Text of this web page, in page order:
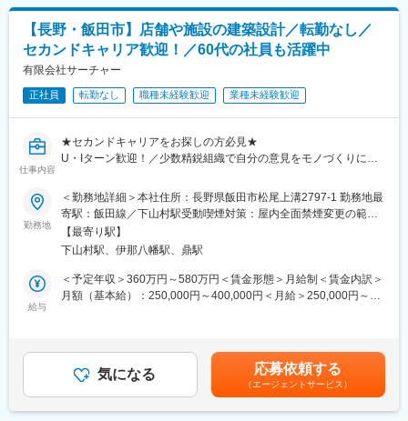
■評価制度/キャリアアップについて
店舗売上だけでなく、業務上の課題解決に向けた積極的な行動が
評価される人事評価制度を導入しております。あなたの頑張り次
第でSVやマネージャーへのキャリアアップも可能。 中途入社率が
ほぼ100%なので、新卒社員しかステップアップできないという事
：国内のほとんどの主要メーカーとの取り扱いがあり、ノウハウ
の蓄積も豊富なため、お客様のニーズに合わせて提案をすること
ができます。
（2）一気通貫の対応力！
：卸売としては珍しく、設計・販売・補助金申請を自社内で完結
することができます。
買ったけど作動しない・補助金申請がめんどくさいなどのお困り
ごとも一括で対応いたします。
■営業スタイル：
ーチ・フォローをしていきます。お客様との関係性の構築をしな
がら、どんなものが必要なのか相談しながら進めて行きます。
訪問先などは営業員にお任せしておりますので、裁量をもって働
ける環境で、関東に訪問数を数件計画を組んで宿泊込みの出張に
※出張費はすべて会社が負担します。
※東京までは１時間程で到着します。
・社内で商品の知識を学んでいただく
・先輩社員と営業の同行
独り立ちのタイミングで先輩社員よりお客様の引き継ぐを行いま
【長野・飯田市】店舗や施設の建築設計／転勤なし／
セカンドキャリア歓迎！／60代の社員も活躍中
有限会社サーチャー
正社員 転勤なし 職種未経験歓迎 業種未経験歓迎
仕事内容
★セカンドキャリアをお探しの方必見★
U・Iターン歓迎！／少数精鋭組織で自分の意見をモノづくりに反
み／ワークライフバランス◎
■職務概要：
同社の設計業務担当をお任せいたします。
店舗や施設、住宅のリフォーム等の案件を担当するため、特定の
アセットに限定されない設計業務に携われます。また、少数精鋭
の組織であるため裁量が大きく、自分の意見をものづくりに反映
・お客様との打ち合わせ
・プラン作成：開発に携わる関係各社との連携、マネジメント
・現場管理：工期中対応、定例MTG参加 など
勤務地
＜勤務地詳細＞本社住所：長野県飯田市松尾上溝2797-1 勤務地最
寄駅：飯田線／下山村駅受動喫煙対策：屋内全面禁煙変更の範
囲：本文参照
【最寄り駅】
下山村駅、伊那八幡駅、鼎駅
給与
＜予定年収＞360万円～580万円＜賃金形態＞月給制＜賃金内訳＞
月額（基本給）：250,000円～400,000円＜月給＞250,000円～
支給実績 計2.5か月分賃金はあくまでも目安の金額であり、選考を
通じて上下する可能性があります。月給(月額)は固定手当を含めた
表記です。
気になる 応募依頼する
（エージェントサービス）